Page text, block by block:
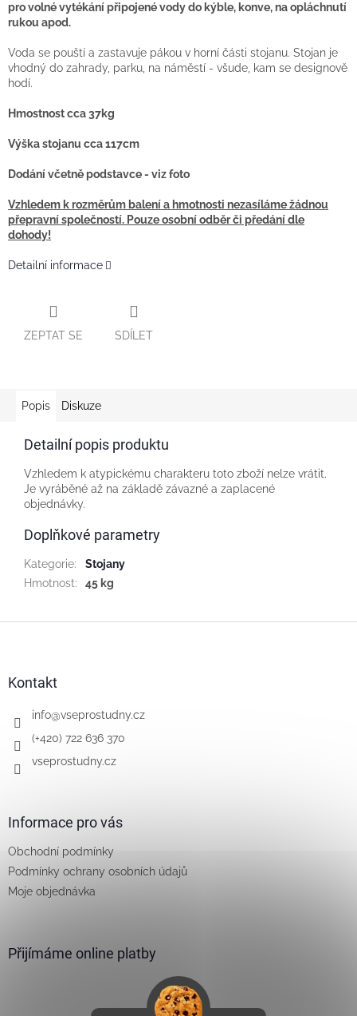
pro volné vytékání připojené vody do kýble, konve, na opláchnutí
rukou apod.
Voda se pouští a zastavuje pákou v horní části stojanu. Stojan je
vhodný do zahrady, parku, na náměstí - všude, kam se designově
hodí.
Hmostnost cca 37kg
Výška stojanu cca 117cm
Dodání včetně podstavce - viz foto
Vzhledem k rozměrům balení a hmotnosti nezasíláme žádnou
přepravní společností. Pouze osobní odběr či předání dle
dohody!
Detailní informace
ZEPTAT SE SDÍLET
Popis Diskuze
Detailní popis produktu
Vzhledem k atypickému charakteru toto zboží nelze vrátit.
Je vyráběné až na základě závazné a zaplacené
objednávky.
Doplňkové parametry
Kategorie:
Stojany
Hmotnost: 45 kg
Kontakt
info@vseprostudny.cz
(+420) 722 636 370
vseprostudny.cz
Informace pro vás
Obchodní podmínky
Podmínky ochrany osobních údajů
Moje objednávka
Přijímáme online platby